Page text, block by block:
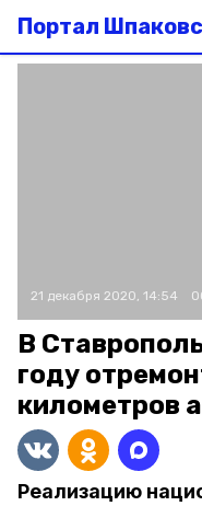
Портал
21 декабря 2020, 14:54
В
году
километров
Реализацию